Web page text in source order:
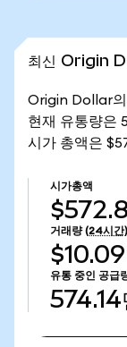
최신 Origin
Origin Dollar의
현재 유통량은
시가 총액은
시가총액
거래량 (24시간)
유통 중인 공급
574.14